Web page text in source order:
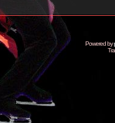
Powered by